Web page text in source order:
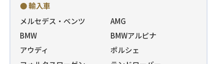
● 輸入車
メルセデス・ベンツ
AMG
BMW
BMWアルピナ
アウディ
ポルシェ